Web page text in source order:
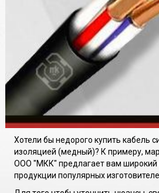
Хотели бы недорого купить кабель
изоляцией (медный)? К примеру,
ООО "МКК" предлагает вам широкий
продукции популярных